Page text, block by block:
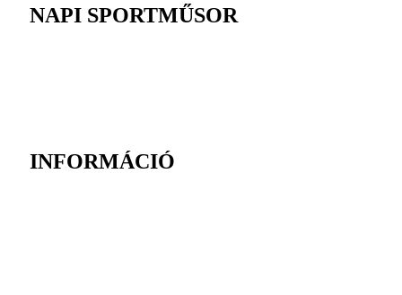
NAPI SPORTMŰSOR
INFORMÁCIÓ